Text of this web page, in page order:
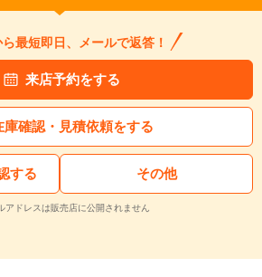
最短即日、メールで返答！
来店予約をする
庫確認・見積依頼をする
する その他
アドレスは販売店に公開されません